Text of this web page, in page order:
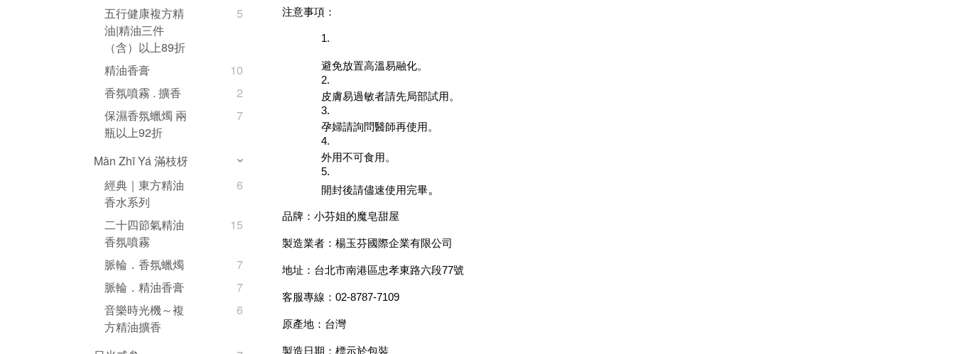
五行健康複方精
油|精油三件
（含）以上89折
5
精油香膏
10
香氛噴霧 . 擴香
2
保濕香氛蠟燭 兩
瓶以上92折
7
Mǎn Zhī Yá 滿枝枒
經典｜東方精油
香水系列
6
二十四節氣精油
香氛噴霧
15
脈輪．香氛蠟燭
7
脈輪．精油香膏
7
音樂時光機～複
方精油擴香
6
注意事項：
避免放置高溫易融化。
皮膚易過敏者請先局部試用。
孕婦請詢問醫師再使用。
外用不可食用。
開封後請儘速使用完畢。
品牌：小芬姐的魔皂甜屋
製造業者：楊玉芬國際企業有限公司
地址：台北市南港區忠孝東路六段77號
客服專線：02-8787-7109
原產地：台灣
製造日期：標示於包裝